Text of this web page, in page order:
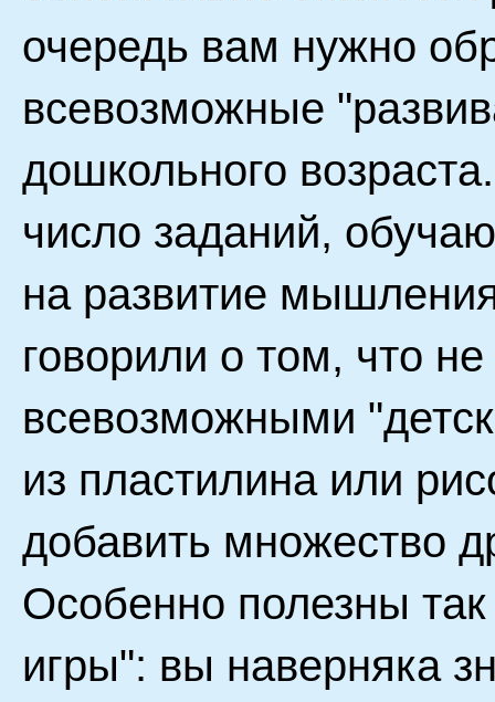
очередь вам нужно
всевозможные
дошкольного
число заданий,
на развитие
говорили о том, что
всевозможными
из пластилина или
добавить множество
Особенно полезны
игры": вы наверняка